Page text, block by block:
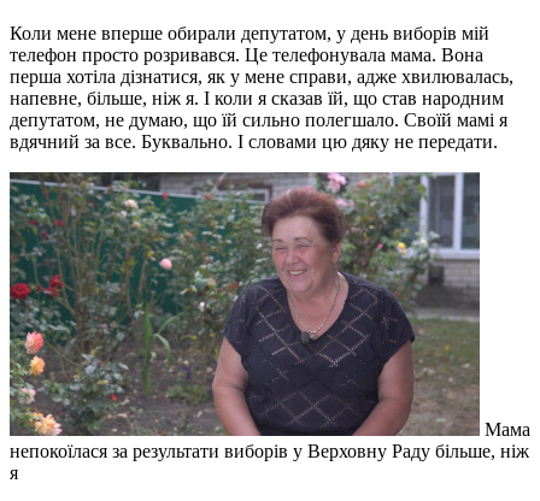
Коли мене вперше обирали депутатом, у день виборів мій
телефон просто розривався. Це телефонувала мама. Вона
перша хотіла дізнатися, як у мене справи, адже хвилювалась,
напевне, більше, ніж я. І коли я сказав їй, що став народним
депутатом, не думаю, що їй сильно полегшало. Своїй мамі я
вдячний за все. Буквально. І словами цю дяку не передати.
Мама
непокоїлася за результати виборів у Верховну Раду більше, ніж
я